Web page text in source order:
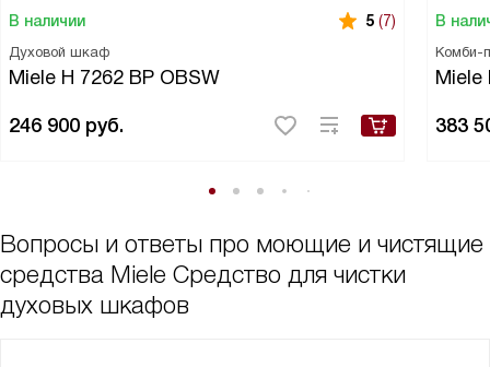
визуально можно увидеть разницу между очищенной
А еще оно и полностью безопасное, что меня просто очень
порадовало, так как я не очень люблю отмывать химию другой
В наличии 5 (7)
Духовой шкаф
Miele H 7262 BP OBSW
246 900 руб.
В
Комби-
Miele
383
Вопросы и ответы про моющие и чистящие
средства Miele Средство для чистки
духовых шкафов